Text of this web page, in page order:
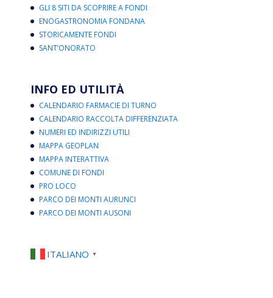
GLI 8 SITI DA SCOPRIRE A FONDI
ENOGASTRONOMIA FONDANA
STORICAMENTE FONDI
SANT’ONORATO
INFO ED UTILITÀ
CALENDARIO FARMACIE DI TURNO
CALENDARIO RACCOLTA DIFFERENZIATA
NUMERI ED INDIRIZZI UTILI
MAPPA GEOPLAN
MAPPA INTERATTIVA
COMUNE DI FONDI
PRO LOCO
PARCO DEI MONTI AURUNCI
PARCO DEI MONTI AUSONI
ITALIANO ▼